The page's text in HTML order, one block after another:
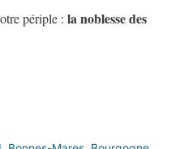
périple : la noblesse des